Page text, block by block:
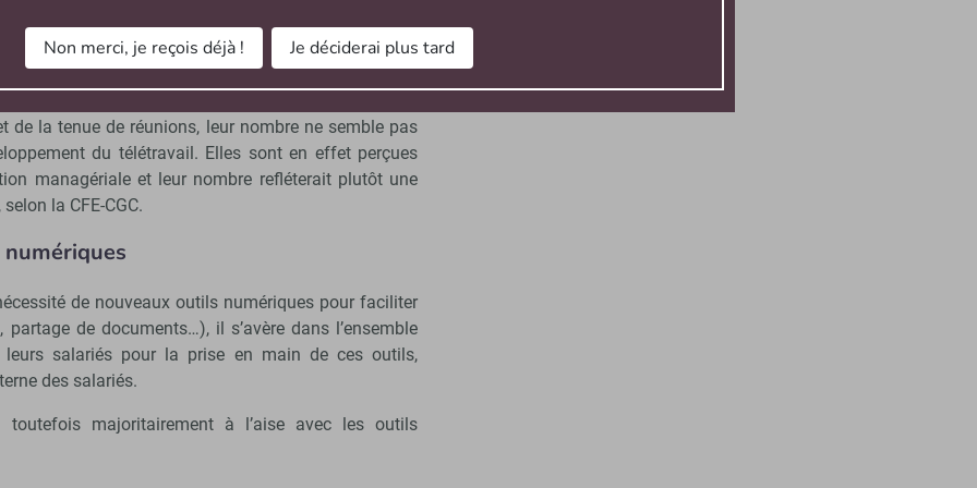
« managers hybrides » évaluent ainsi la réussite
avec des objectifs mesurables, réguliers et
de dossiers traités par jour par leur équipe.
de la tenue de réunions, leur nombre ne semble pas
du télétravail. Elles sont en effet perçues
managériale et leur nombre refléterait plutôt une
la CFE-CGC.
de nouveaux outils numériques pour faciliter
de documents…), il s’avère dans l’ensemble
salariés pour la prise en main de ces outils,
des salariés.
toutefois majoritairement à l’aise avec les outils
Non merci, je reçois déjà ! Je déciderai plus tard